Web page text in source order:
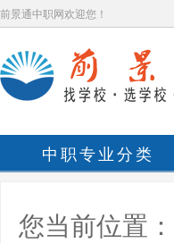
前景通中职网欢迎您！
中职专业分类
您当前位置：